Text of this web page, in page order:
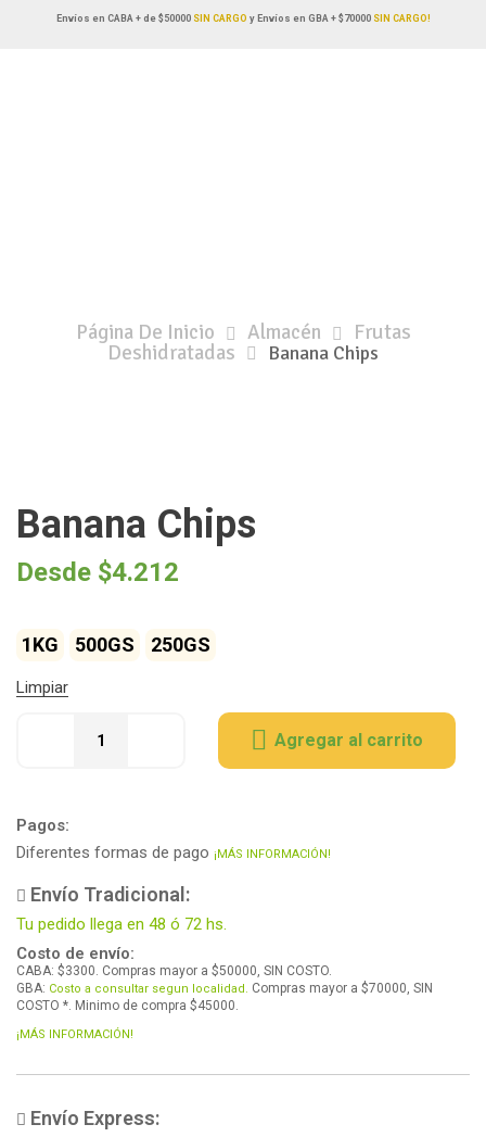
Envíos en CABA + de $50000SIN CARGO y Envíos en GBA + $70000 SIN CARGO!
Página De Inicio Almacén Frutas
Deshidratadas Banana Chips
Banana Chips
Desde $4.212
1KG 500GS 250GS
Limpiar
Agregar al carrito
Pagos:
Diferentes formas de pago ¡MÁS INFORMACIÓN!
Envío Tradicional:
Tu pedido llega en 48 ó 72 hs.
Costo de envío:
CABA: $3300. Compras mayor a $50000, SIN COSTO.
GBA: Costo a consultar segun localidad. Compras mayor a $70000, SIN
COSTO *. Minimo de compra $45000.
¡MÁS INFORMACIÓN!
Envío Express: